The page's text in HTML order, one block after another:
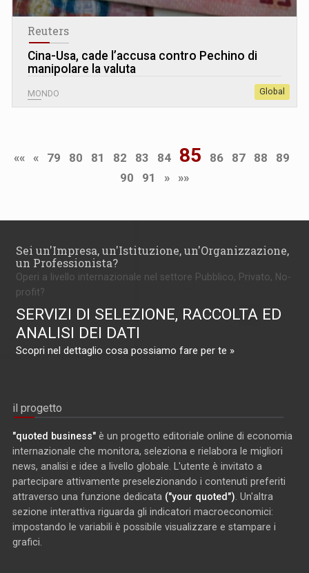
Reuters
Cina-Usa, cade l’accusa contro Pechino di
manipolare la valuta
MONDO Global
«« « 79 80 81 82 83 84 85 86 87 88
89
90
91 » »»
Sei un'Impresa, un'Istituzione, un'Organizzazione,
un Professionista?
Operi a livello internazionale nel settore Pubblico, Privato, No-
profit?
SERVIZI DI SELEZIONE, RACCOLTA ED
ANALISI DEI DATI
Scopri nel dettaglio cosa possiamo fare per te »
il progetto
"quoted business" è un progetto editoriale online di economia
internazionale che monitora, seleziona e rielabora le migliori
news, analisi e idee a livello globale. L'utente è invitato a
partecipare attivamente preselezionando i contenuti preferiti
attraverso una funzione dedicata ("your quoted") . Un'altra
sezione interattiva riguarda gli indicatori macroeconomici:
impostando le variabili è possibile visualizzare e stampare i
grafici.